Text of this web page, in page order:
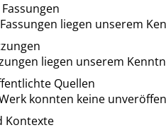
liegen unserem
liegen unserem
Quellen
konnten keine
Kontexte